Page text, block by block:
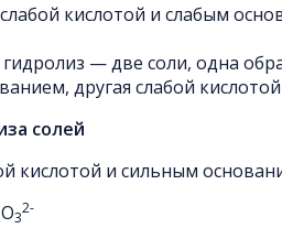
кислотой и слабым
— две соли, одна
другая слабой
солей
кислотой и сильным
3
2-